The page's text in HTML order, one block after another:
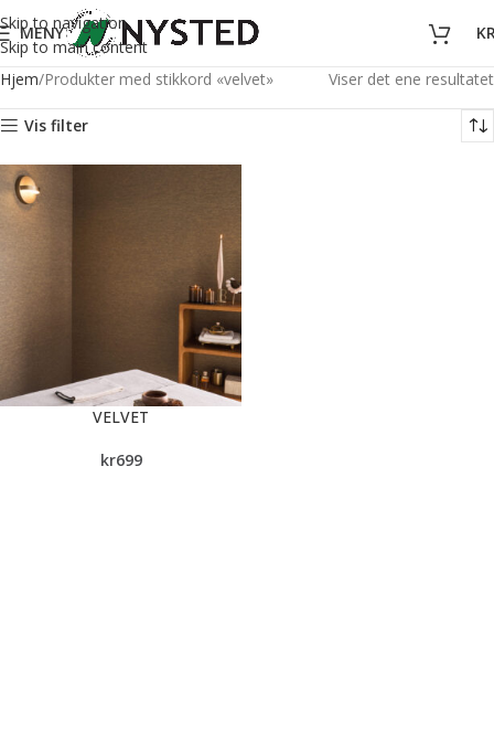
Skip to navigation
Skip to main content
MENY
Hjem Produkter med stikkord «velvet» Viser det ene resultatet
Vis filter
VELVET
kr699